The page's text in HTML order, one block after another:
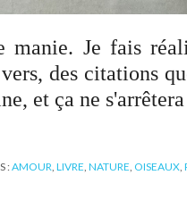
manie. Je fais
des citations
et ça ne s'arrêtera
:AMOUR, LIVRE, NATURE, OISEAUX,